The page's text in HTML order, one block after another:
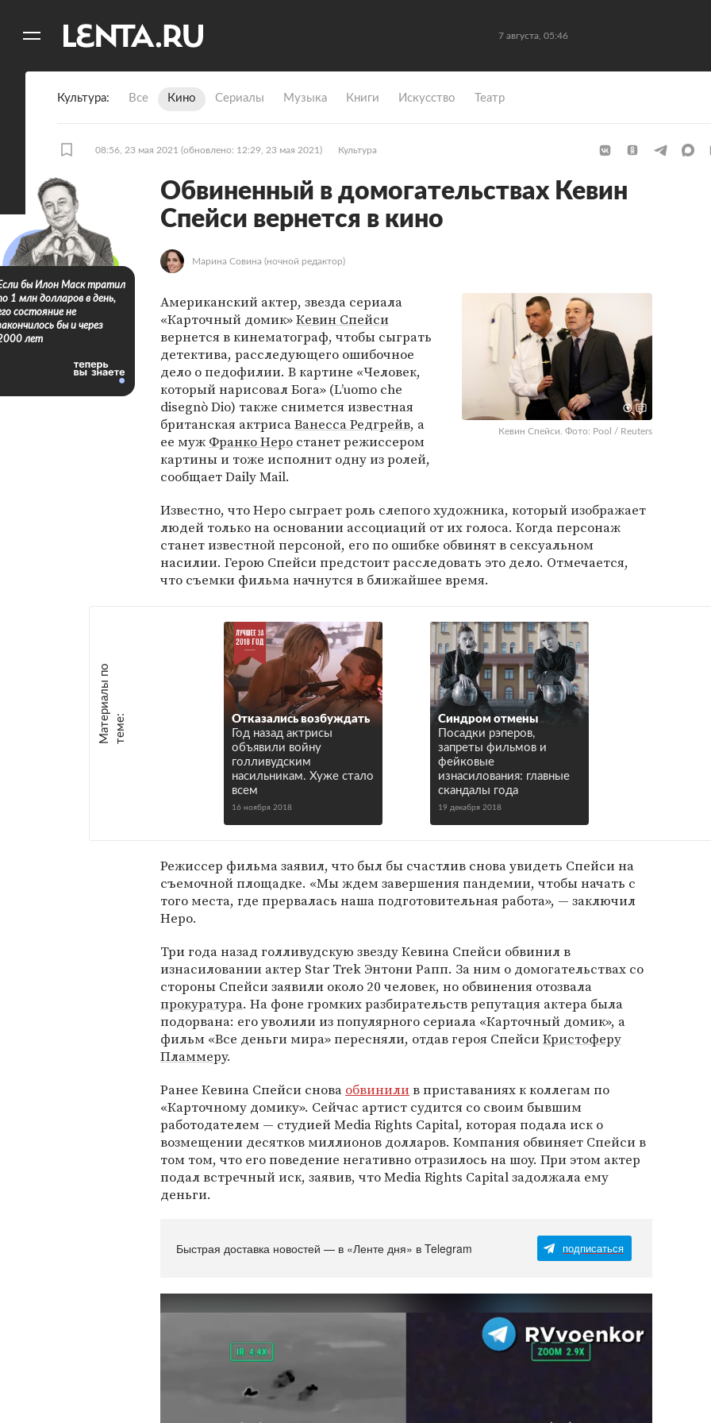
7 августа, 05:46
Культура Все Кино Сериалы Музыка Книги Искусство Театр
08:56, 23 мая 2021 (обновлено: 12:29, 23 мая 2021) Культура
Обвиненный в домогательствах Кевин
Спейси вернется в кино
Марина Совина (ночной редактор)
Кевин Спейси. Фото: Pool / Reuters
Американский актер, звезда сериала
«Карточный домик»Кевин Спейси
вернется в кинематограф, чтобы сыграть
детектива, расследующего ошибочное
дело о педофилии. В картине «Человек,
который нарисовал Бога» (L’uomo che
disegnò Dio) также снимется известная
британская актрисаВанесса Редгрейв, а
ее муж Франко Неро станет режиссером
картины и тоже исполнит одну из ролей,
сообщает Daily Mail.
Известно, что Неро сыграет роль слепого художника, который изображает
людей только на основании ассоциаций от их голоса. Когда персонаж
станет известной персоной, его по ошибке обвинят в сексуальном
насилии. Герою Спейси предстоит расследовать это дело. Отмечается,
что съемки фильма начнутся в ближайшее время.
М
а
т е
р
и
а
л
ы
п
о
т
е
м
е :
Отказались возбуждать
Год назад актрисы
объявили войну
голливудским
насильникам. Хуже стало
всем
16 ноября 2018
Синдром отмены
Посадки рэперов,
запреты фильмов и
фейковые
изнасилования: главные
скандалы года
19 декабря 2018
Режиссер фильма заявил, что был бы счастлив снова увидеть Спейси на
съемочной площадке. «Мы ждем завершения пандемии, чтобы начать с
того места, где прервалась наша подготовительная работа», — заключил
Неро.
Три года назад голливудскую звезду Кевина Спейси обвинил в
изнасиловании актер Star Trek Энтони Рапп. За ним о домогательствах со
стороны Спейси заявили около 20 человек, но обвинения отозвала
прокуратура. На фоне громких разбирательств репутация актера была
подорвана: его уволили из популярного сериала «Карточный домик», а
фильм «Все деньги мира» пересняли, отдав героя СпейсиКристоферу
Пламмеру.
Ранее Кевина Спейси снова обвинилив приставаниях к коллегам по
«Карточному домику». Сейчас артист судится со своим бывшим
работодателем — студией Media Rights Capital, которая подала иск о
возмещении десятков миллионов долларов. Компания обвиняет Спейси в
том том, что его поведение негативно отразилось на шоу. При этом актер
подал встречный иск, заявив, что Media Rights Capital задолжала ему
деньги.
Быстрая доставка новостей — в «Ленте дня» в Telegram подписаться
бы Илон Маск тратил
1 млн долларов в день,
состояние не
бы и через
лет